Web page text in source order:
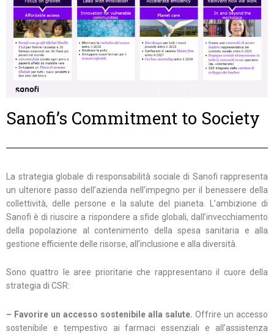
Sanofi’s Commitment to Society
La strategia globale di responsabilità sociale di Sanofi rappresenta
un ulteriore passo dell’azienda nell’impegno per il benessere della
collettività, delle persone e la salute del pianeta. L’ambizione di
Sanofi è di riuscire a rispondere a sfide globali, dall’invecchiamento
della popolazione al contenimento della spesa sanitaria e alla
gestione efficiente delle risorse, all’inclusione e alla diversità.
Sono quattro le aree prioritarie che rappresentano il cuore della
strategia di CSR:
– Favorire un accesso sostenibile alla salute. Offrire un accesso
sostenibile e tempestivo ai farmaci essenziali e all’assistenza